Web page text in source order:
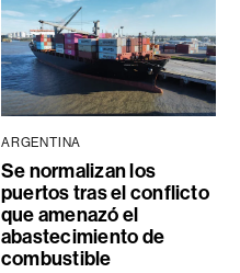
ARGENTINA
Se normalizan los
puertos tras el conflicto
que amenazó el
abastecimiento de
combustible